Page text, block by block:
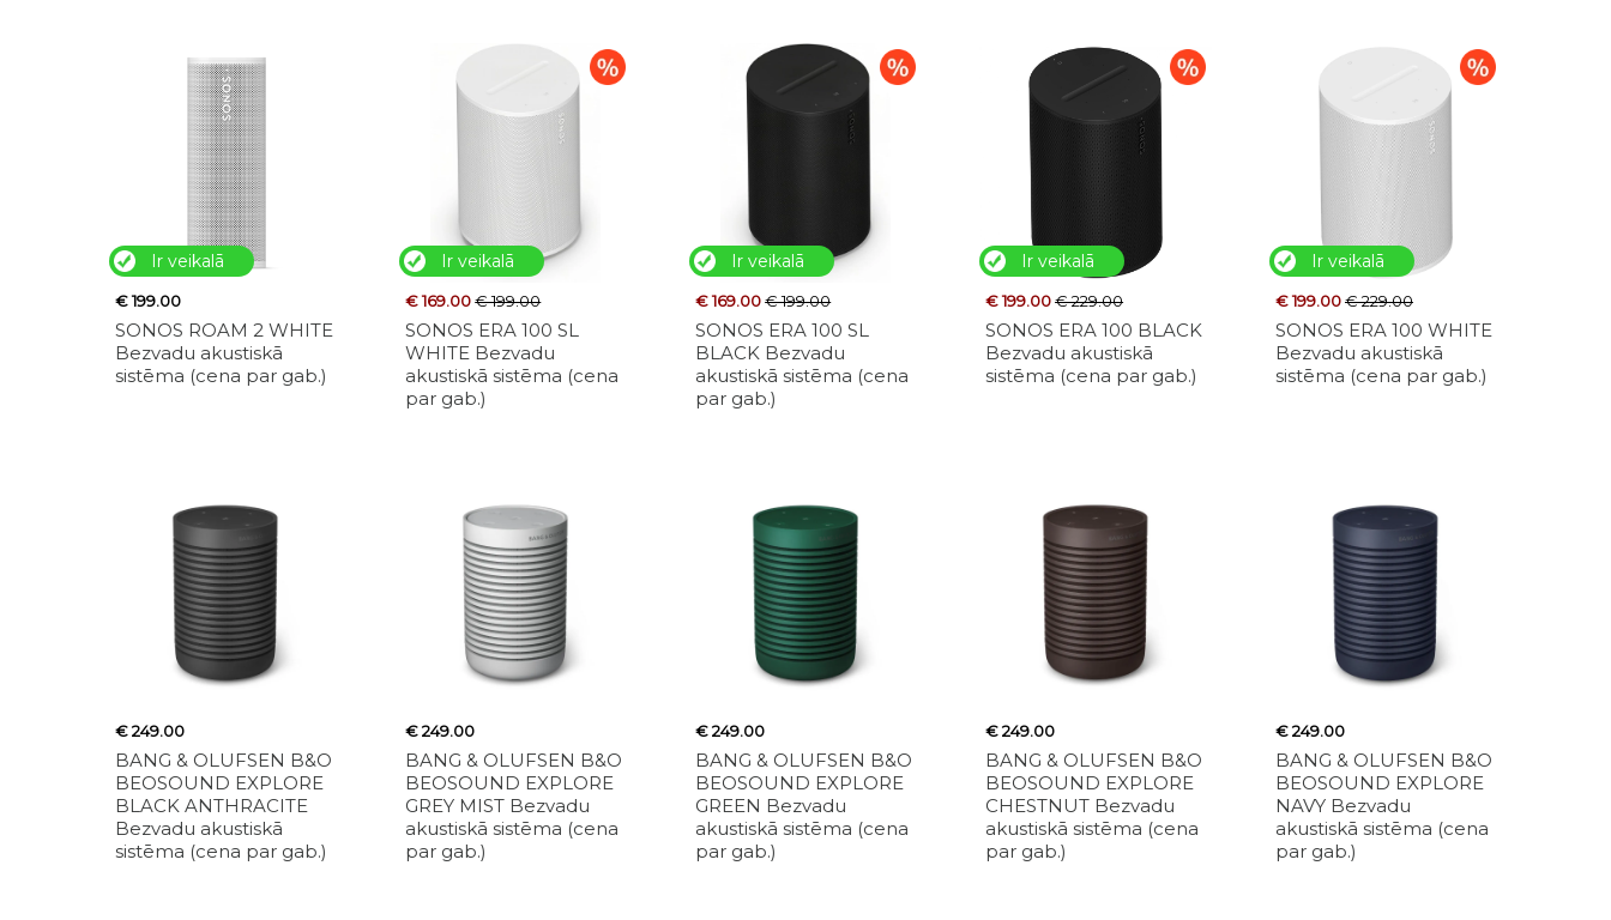
Ir veikalā
€ 199.00
SONOS ROAM 2 WHITE
Bezvadu akustiskā
sistēma (cena par gab.)
Ir veikalā
€ 169.00€ 199.00
SONOS ERA 100 SL
WHITE Bezvadu
akustiskā sistēma (cena
par gab.)
Ir veikalā
€ 169.00€ 199.00
SONOS ERA 100 SL
BLACK Bezvadu
akustiskā sistēma (cena
par gab.)
Ir veikalā
€ 199.00€ 229.00
SONOS ERA 100 BLACK
Bezvadu akustiskā
sistēma (cena par gab.)
Ir veikalā
€ 199.00€ 229.00
SONOS ERA 100 WHITE
Bezvadu akustiskā
sistēma (cena par gab.)
€ 249.00
BANG & OLUFSEN B&O
BEOSOUND EXPLORE
BLACK ANTHRACITE
Bezvadu akustiskā
sistēma (cena par gab.)
€ 249.00
BANG & OLUFSEN B&O
BEOSOUND EXPLORE
GREY MIST Bezvadu
akustiskā sistēma (cena
par gab.)
€ 249.00
BANG & OLUFSEN B&O
BEOSOUND EXPLORE
GREEN Bezvadu
akustiskā sistēma (cena
par gab.)
€ 249.00
BANG & OLUFSEN B&O
BEOSOUND EXPLORE
CHESTNUT Bezvadu
akustiskā sistēma (cena
par gab.)
€ 249.00
BANG & OLUFSEN B&O
BEOSOUND EXPLORE
NAVY Bezvadu
akustiskā sistēma (cena
par gab.)